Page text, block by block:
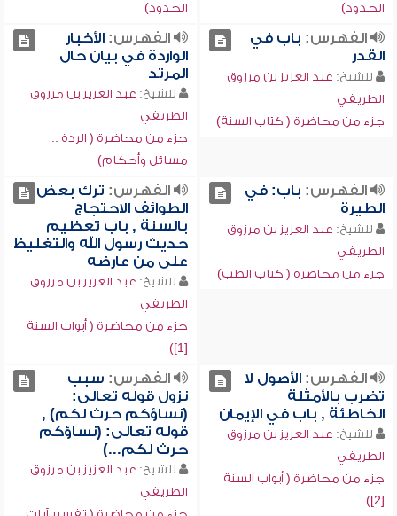
الحدود)
الحدود)
الفهرس: باب في
القدر
للشيخ: عبد العزيز بن مرزوق
الطريفي
جزء من محاضرة ( كتاب السنة)
الفهرس:الأخبار
الواردة في بيان حال
المرتد
للشيخ: عبد العزيز بن مرزوق
الطريفي
جزء من محاضرة ( الردة ..
مسائل وأحكام)
الفهرس: باب: في
الطيرة
للشيخ: عبد العزيز بن مرزوق
الطريفي
جزء من محاضرة ( كتاب الطب)
الفهرس: ترك بعض
الطوائف الاحتجاج
بالسنة , باب تعظيم
حديث رسول الله والتغليظ
على من عارضه
للشيخ: عبد العزيز بن مرزوق
الطريفي
جزء من محاضرة ( أبواب السنة
[1])
الفهرس:الأصول لا
تضرب بالأمثلة
الخاطئة , باب في الإيمان
للشيخ: عبد العزيز بن مرزوق
الطريفي
جزء من محاضرة ( أبواب السنة
[2])
الفهرس: سبب
نزول قوله تعالى:
(نساؤكم حرث لكم) ,
قوله تعالى: (نساؤكم
حرث لكم...)
للشيخ: عبد العزيز بن مرزوق
الطريفي